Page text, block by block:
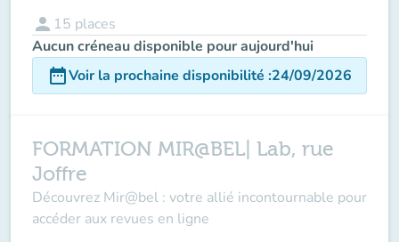
person 15 places
Aucun créneau disponible pour aujourd'hui
date_rangeVoir la prochaine disponibilité :24/09/2026
FORMATION MIR@BEL| Lab, rue
Joffre
Découvrez Mir@bel : votre allié incontournable pour
accéder aux revues en ligne